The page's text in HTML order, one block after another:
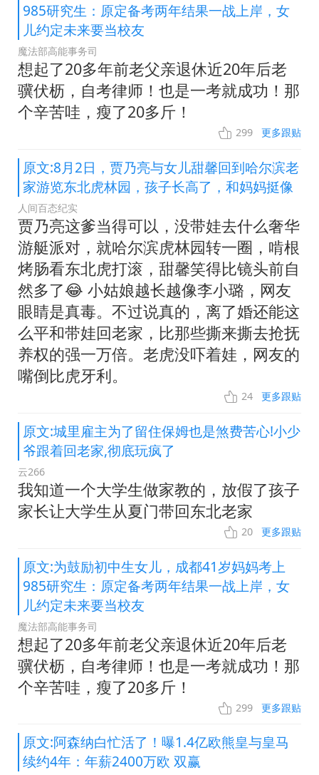
985研究生：原定备考两年结果一战上岸，女
儿约定未来要当校友
魔法部高能事务司
想起了20多年前老父亲退休近20年后老
骥伏枥，自考律师！也是一考就成功！那
个辛苦哇，瘦了20多斤！
299 更多跟贴
原文:8月2日，贾乃亮与女儿甜馨回到哈尔滨老
家游览东北虎林园，孩子长高了，和妈妈挺像
人间百态纪实
贾乃亮这爹当得可以，没带娃去什么奢华
游艇派对，就哈尔滨虎林园转一圈，啃根
烤肠看东北虎打滚，甜馨笑得比镜头前自
然多了😂 小姑娘越长越像李小璐，网友
眼睛是真毒。不过说真的，离了婚还能这
么平和带娃回老家，比那些撕来撕去抢抚
养权的强一万倍。老虎没吓着娃，网友的
嘴倒比虎牙利。
24 更多跟贴
原文:城里雇主为了留住保姆也是煞费苦心!小少
爷跟着回老家,彻底玩疯了
云266
我知道一个大学生做家教的，放假了孩子
家长让大学生从夏门带回东北老家
20 更多跟贴
原文:为鼓励初中生女儿，成都41岁妈妈考上
985研究生：原定备考两年结果一战上岸，女
儿约定未来要当校友
魔法部高能事务司
想起了20多年前老父亲退休近20年后老
骥伏枥，自考律师！也是一考就成功！那
个辛苦哇，瘦了20多斤！
299 更多跟贴
原文:阿森纳白忙活了！曝1.4亿欧熊皇与皇马
续约4年：年薪2400万欧 双赢